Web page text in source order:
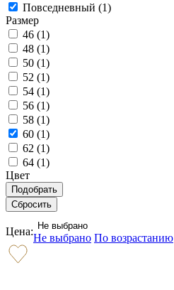
Повседневный (1)
Размер
46 (1)
48 (1)
50 (1)
52 (1)
54 (1)
56 (1)
58 (1)
60 (1)
62 (1)
64 (1)
Цвет
Цена: Не выбрано
Не выбрано По возрастанию